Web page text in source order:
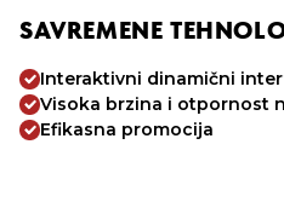
SAVREMENE
Interaktivni dinamični
Visoka brzina i otpornost
Efikasna promocija